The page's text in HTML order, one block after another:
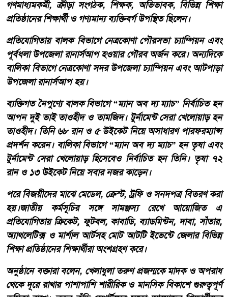
গণমাধ্যমকর্মী, ক্রীড়া সংগঠক, শিক্ষক, অভিভাবক, বিভিন্ন শিক্ষা
প্রতিষ্ঠানের শিক্ষার্থী ও গণ্যমান্য ব্যক্তিবর্গ উপস্থিত ছিলেন।
প্রতিযোগিতায় বালক বিভাগে নেত্রকোণা পৌরসভা চ্যাম্পিয়ন এবং
পূর্বধলা উপজেলা রানার্সআপ হওয়ার গৌরব অর্জন করে। অন্যদিকে
বালিকা বিভাগে নেত্রকোণা সদর উপজেলা চ্যাম্পিয়ন এবং আটপাড়া
উপজেলা রানার্সআপ হয়।
ব্যক্তিগত নৈপুণ্যে বালক বিভাগে “ম্যান অব দ্য ম্যাচ” নির্বাচিত হন
আপন দুই ভাই তাওহীদ ও তামজিদ। টুর্নামেন্ট সেরা খেলোয়াড় হন
তাওহীদ। তিনি ৬৮ রান ও ৫ উইকেট নিয়ে অসাধারণ পারফরম্যান্স
প্রদর্শন করেন। বালিকা বিভাগে “ম্যান অব দ্য ম্যাচ” হন তৃষা এবং
টুর্নামেন্ট সেরা খেলোয়াড় হিসেবেও নির্বাচিত হন তিনি। তৃষা ৭২
রান ও ১৩ উইকেট নিয়ে সবার নজর কাড়েন।
পরে বিজয়ীদের মাঝে মেডেল, ক্রেস্ট, ট্রফি ও সনদপত্র বিতরণ করা
হয়।জাতীয় কর্মসূচির সঙ্গে সামঞ্জস্য রেখে আয়োজিত এ
প্রতিযোগিতায় ক্রিকেট, ফুটবল, কাবাডি, ব্যাডমিন্টন, দাবা, সাঁতার,
অ্যাথলেটিক্স ও মার্শাল আর্টসহ মোট আটটি ইভেন্টে জেলার বিভিন্ন
শিক্ষা প্রতিষ্ঠানের শিক্ষার্থীরা অংশগ্রহণ করে।
অনুষ্ঠানে বক্তারা বলেন, খেলাধুলা তরুণ প্রজন্মকে মাদক ও অপরাধ
থেকে দূরে রাখার পাশাপাশি শারীরিক ও মানসিক বিকাশে গুরুত্বপূর্ণ